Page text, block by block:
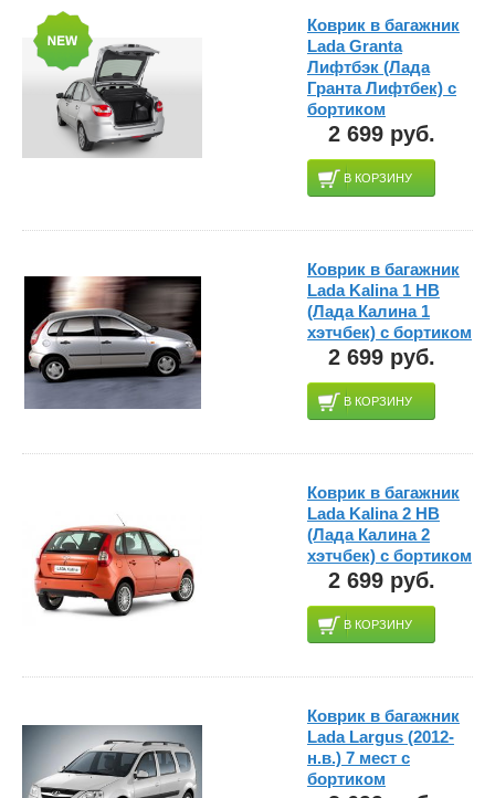
Коврик в багажник
Lada Granta
Лифтбэк (Лада
Гранта Лифтбек) с
бортиком
2 699 руб.
В КОРЗИНУ
Коврик в багажник
Lada Kalina 1 HB
(Лада Калина 1
хэтчбек) с бортиком
2 699 руб.
В КОРЗИНУ
Коврик в багажник
Lada Kalina 2 HB
(Лада Калина 2
хэтчбек) с бортиком
2 699 руб.
В КОРЗИНУ
Коврик в багажник
Lada Largus (2012-
н.в.) 7 мест с
бортиком